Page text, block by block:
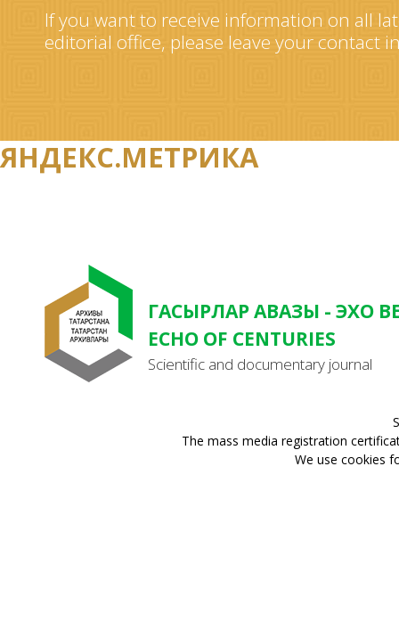
If you want to receive information on all
editorial office, please leave your contact
ЯНДЕКС.МЕТРИКА
ГАСЫРЛАР АВАЗЫ - ЭХО
ECHO OF CENTURIES
Scientific and documentary journal
The mass media registration
We use cookies